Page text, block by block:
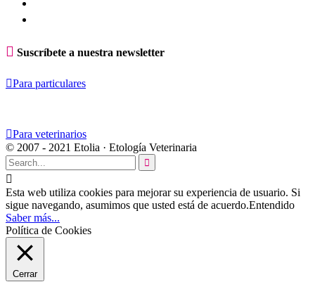
 Suscríbete a nuestra newsletter
Para particulares
Para veterinarios
© 2007 - 2021 Etolia · Etología Veterinaria


Esta web utiliza cookies para mejorar su experiencia de usuario. Si
sigue navegando, asumimos que usted está de acuerdo.Entendido
Saber más...
Política de Cookies
Cerrar